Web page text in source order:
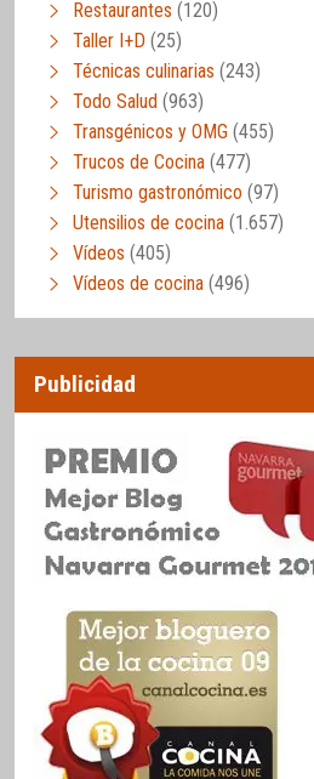
Restaurantes (120)
Taller I+D (25)
Técnicas culinarias (243)
Todo Salud (963)
Transgénicos y OMG (455)
Trucos de Cocina (477)
Turismo gastronómico (97)
Utensilios de cocina (1.657)
Vídeos (405)
Vídeos de cocina (496)
Publicidad